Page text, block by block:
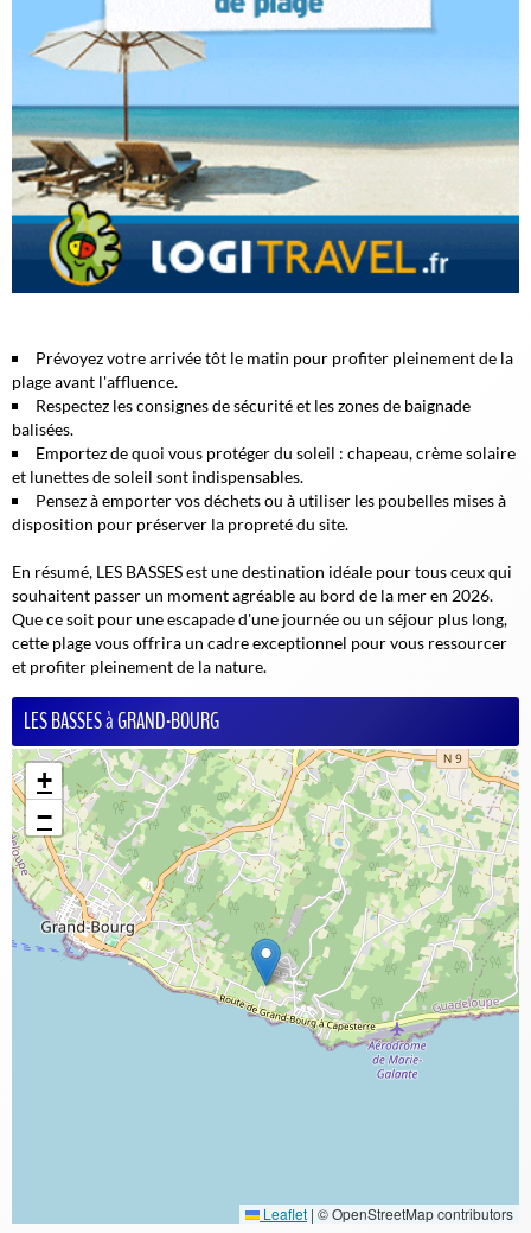
Prévoyez votre arrivée tôt le matin pour profiter pleinement de la
plage avant l'affluence.
Respectez les consignes de sécurité et les zones de baignade
balisées.
Emportez de quoi vous protéger du soleil : chapeau, crème solaire
et lunettes de soleil sont indispensables.
Pensez à emporter vos déchets ou à utiliser les poubelles mises à
disposition pour préserver la propreté du site.
En résumé, LES BASSES est une destination idéale pour tous ceux qui
souhaitent passer un moment agréable au bord de la mer en 2026.
Que ce soit pour une escapade d'une journée ou un séjour plus long,
cette plage vous offrira un cadre exceptionnel pour vous ressourcer
et profiter pleinement de la nature.
LES BASSES à GRAND-BOURG
+
−
Leaflet | © OpenStreetMap contributors